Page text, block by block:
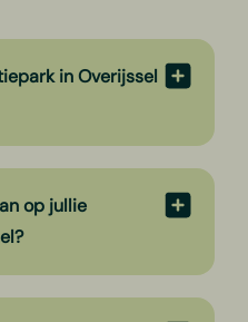
in Overijssel
op jullie